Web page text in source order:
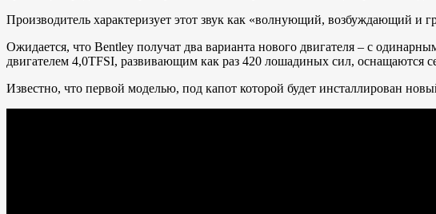
Производитель характеризует этот звук как «волнующий, возбуждающий
Ожидается, что Bentley получат два варианта нового двигателя – с
двигателем 4,0TFSI, развивающим как раз 420 лошадиных сил, оснащаются
Известно, что первой моделью, под капот которой будет инсталлирован